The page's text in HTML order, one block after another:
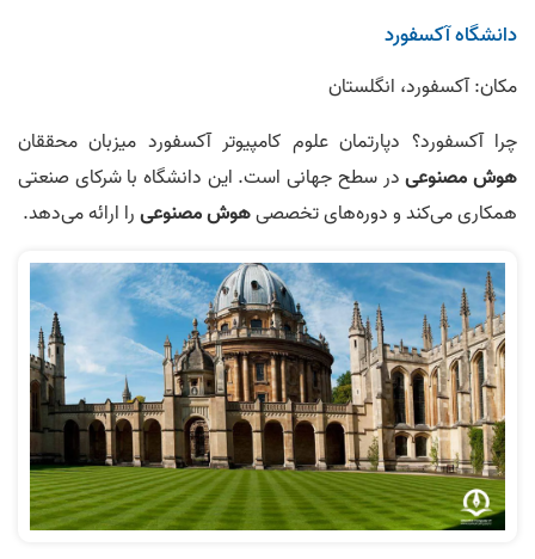
دانشگاه آکسفورد
مکان: آکسفورد، انگلستان
چرا آکسفورد؟ دپارتمان علوم کامپیوتر آکسفورد میزبان محققان
هوش مصنوعیدر سطح جهانی است. این دانشگاه با شرکای صنعتی
همکاری می‌کند و دوره‌های تخصصیهوش مصنوعیرا ارائه می‌دهد.